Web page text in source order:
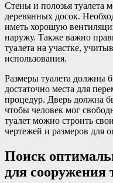
Стены и полозья туалета
деревянных досок.
иметь хорошую
наружу. Также важно
туалета на участке,
использования.
Размеры туалета должны
достаточно места для
процедур. Дверь должна
чтобы человек мог
туалет можно строить
чертежей и размеров для
Поиск
для сооружения